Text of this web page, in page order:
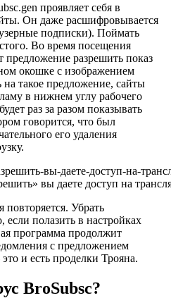
проявляет себя в
Он даже расшифровывается
подписки). Поймать
Во время посещения
предложение разрешить показ
окошке с изображением
такое предложение, сайты
в нижнем углу рабочего
раз за разом показывать
говорится, что был
его удаления
вы даете доступ на
повторяется. Убрать
полазить в настройках
программа продолжит
с предложением
и есть проделки Трояна.
BroSubsc?